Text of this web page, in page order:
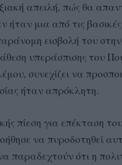
απειλή, πώς θα
ήταν μια από τις βασικές
εισβολή του
υπεράσπισης του
συνεχίζει να
ήταν απρόκλητη.
πίεση για επέκταση
να πυροδοτηθεί
παραδεχτούν ότι η